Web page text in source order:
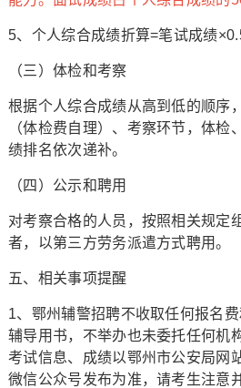
5、个人综合成绩折算=笔试成绩
（三）体检和考察
根据个人综合成绩从高到低的顺序
（体检费自理）、考察环节，体检
绩排名依次递补。
（四）公示和聘用
对考察合格的人员，按照相关规定
者，以第三方劳务派遣方式聘用。
五、相关事项提醒
1、鄂州辅警招聘不收取任何报名
辅导用书，不举办也未委托任何机
考试信息、成绩以鄂州市公安局网
微信公众号发布为准，请考生注意